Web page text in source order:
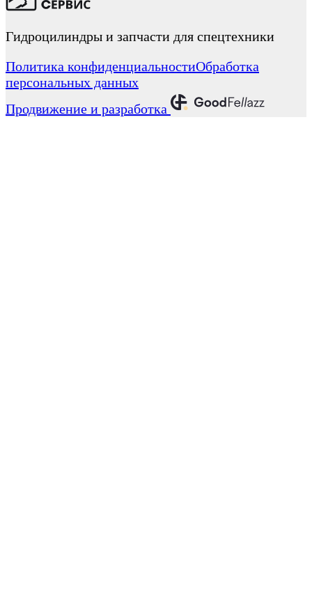
Гидроцилиндры и запчасти для спецтехники
Политика конфиденциальностиОбработка
персональных данных
Продвижение и разработка